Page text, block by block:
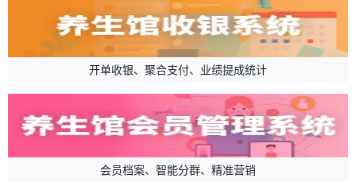
开单收银、聚合支付、业绩提成统计
会员档案、智能分群、精准营销